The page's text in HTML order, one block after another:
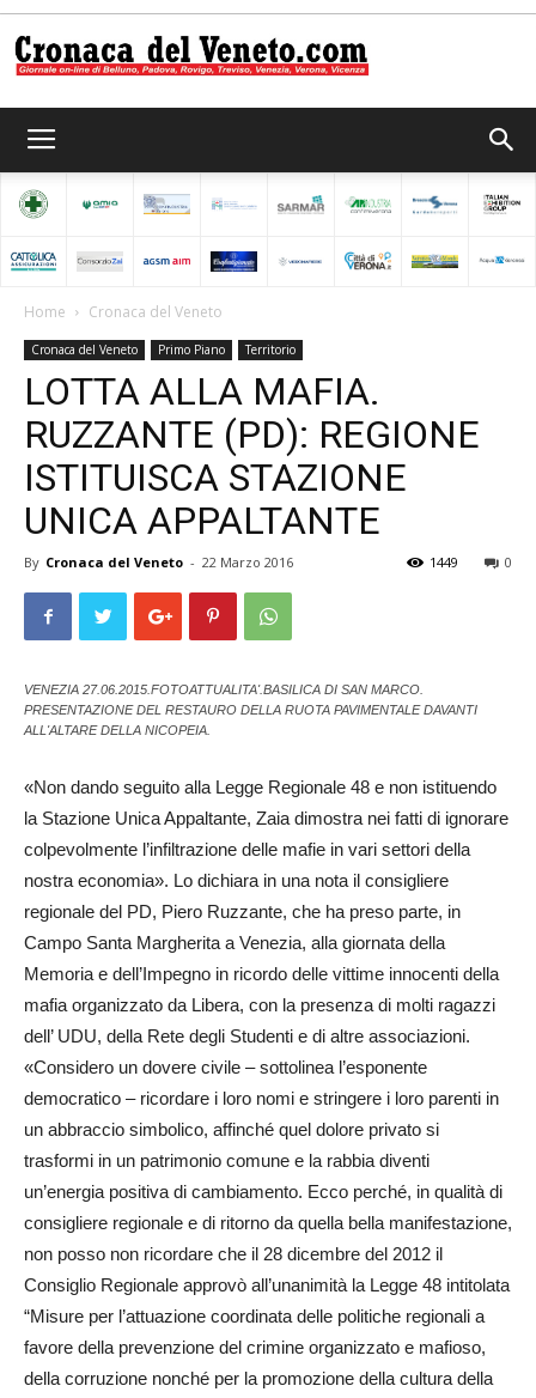
del
Veneto
Home Cronaca del Veneto
Cronaca del Veneto Primo Piano Territorio
LOTTA ALLA MAFIA.
RUZZANTE (PD): REGIONE
ISTITUISCA STAZIONE
UNICA APPALTANTE
By Cronaca del Veneto - 22 Marzo 2016 0
1449
VENEZIA 27.06.2015.FOTOATTUALITA'.BASILICA DI SAN MARCO.
PRESENTAZIONE DEL RESTAURO DELLA RUOTA PAVIMENTALE DAVANTI
ALL'ALTARE DELLA NICOPEIA.
«Non dando seguito alla Legge Regionale 48 e non istituendo
la Stazione Unica Appaltante, Zaia dimostra nei fatti di ignorare
colpevolmente l’infiltrazione delle mafie in vari settori della
nostra economia». Lo dichiara in una nota il consigliere
regionale del PD, Piero Ruzzante, che ha preso parte, in
Campo Santa Margherita a Venezia, alla giornata della
Memoria e dell’Impegno in ricordo delle vittime innocenti della
mafia organizzato da Libera, con la presenza di molti ragazzi
dell’ UDU, della Rete degli Studenti e di altre associazioni.
«Considero un dovere civile – sottolinea l’esponente
democratico – ricordare i loro nomi e stringere i loro parenti in
un abbraccio simbolico, affinché quel dolore privato si
trasformi in un patrimonio comune e la rabbia diventi
un’energia positiva di cambiamento. Ecco perché, in qualità di
consigliere regionale e di ritorno da quella bella manifestazione,
non posso non ricordare che il 28 dicembre del 2012 il
Consiglio Regionale approvò all’unanimità la Legge 48 intitolata
“Misure per l’attuazione coordinata delle politiche regionali a
favore della prevenzione del crimine organizzato e mafioso,
della corruzione nonché per la promozione della cultura della